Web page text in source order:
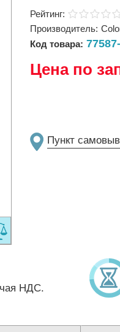
Рейтинг:
Производитель:
Код товара:
Цена по
Пункт
НДС.